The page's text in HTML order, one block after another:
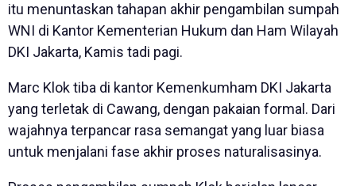
itu menuntaskan tahapan akhir pengambilan sumpah
WNI di Kantor Kementerian Hukum dan Ham Wilayah
DKI Jakarta, Kamis tadi pagi.
Marc Klok tiba di kantor Kemenkumham DKI Jakarta
yang terletak di Cawang, dengan pakaian formal. Dari
wajahnya terpancar rasa semangat yang luar biasa
untuk menjalani fase akhir proses naturalisasinya.